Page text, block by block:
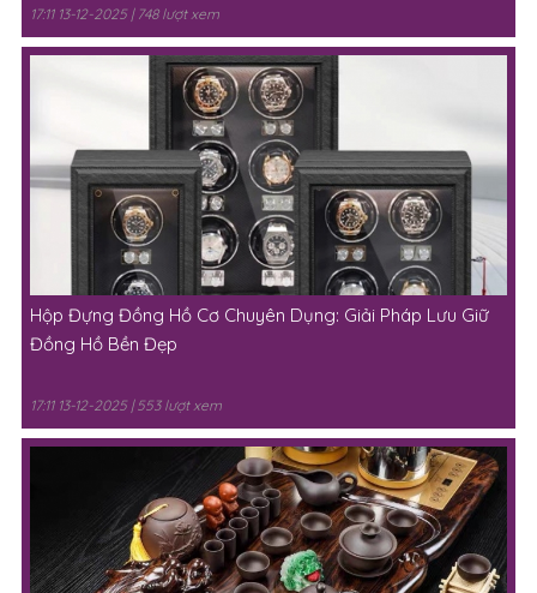
17:11 13-12-2025 | 748 lượt xem
Hộp Đựng Đồng Hồ Cơ Chuyên Dụng: Giải Pháp Lưu Giữ
Đồng Hồ Bền Đẹp
17:11 13-12-2025 | 553 lượt xem